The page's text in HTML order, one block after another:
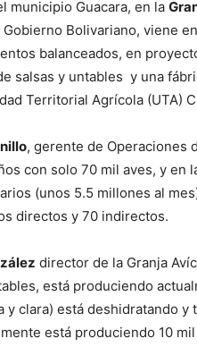
municipio Guacara, en la
Bolivariano, viene
balanceados, en
salsas y untables y una
Territorial Agrícola (UTA)
, gerente de Operaciones
con solo 70 mil aves, y en
(unos 5.5 millones al
directos y 70 indirectos.
director de la Granja
está produciendo
y clara) está deshidratando
está produciendo 10